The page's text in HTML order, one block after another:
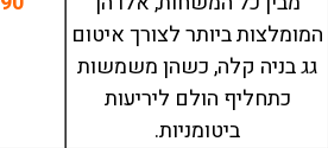
המומלצות ביותר לצורך איטום
גג בניה קלה, כשהן משמשות
כתחליף הולם ליריעות
ביטומניות.